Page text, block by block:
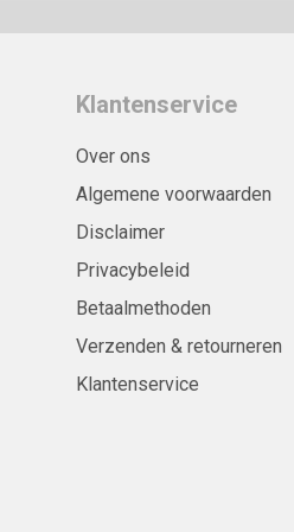
Klantenservice
Over ons
Algemene voorwaarden
Disclaimer
Privacybeleid
Betaalmethoden
Verzenden & retourneren
Klantenservice